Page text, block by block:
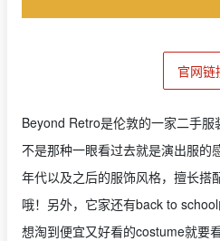
官网链
Beyond Retro是伦敦的一家二手服
不是那种一眼看过去就是演出服的
年代以及之后的服饰风格，擅长搭
哦！另外，它家还有back to
想淘到便宜又好看的costume就要